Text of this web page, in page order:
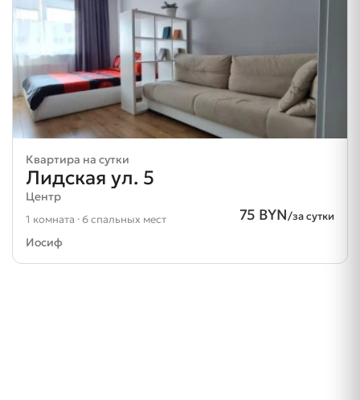
Квартира на сутки
Лидская ул. 5
Центр
75 BYN/за сутки
1 комната · 6 спальных мест
Иосиф